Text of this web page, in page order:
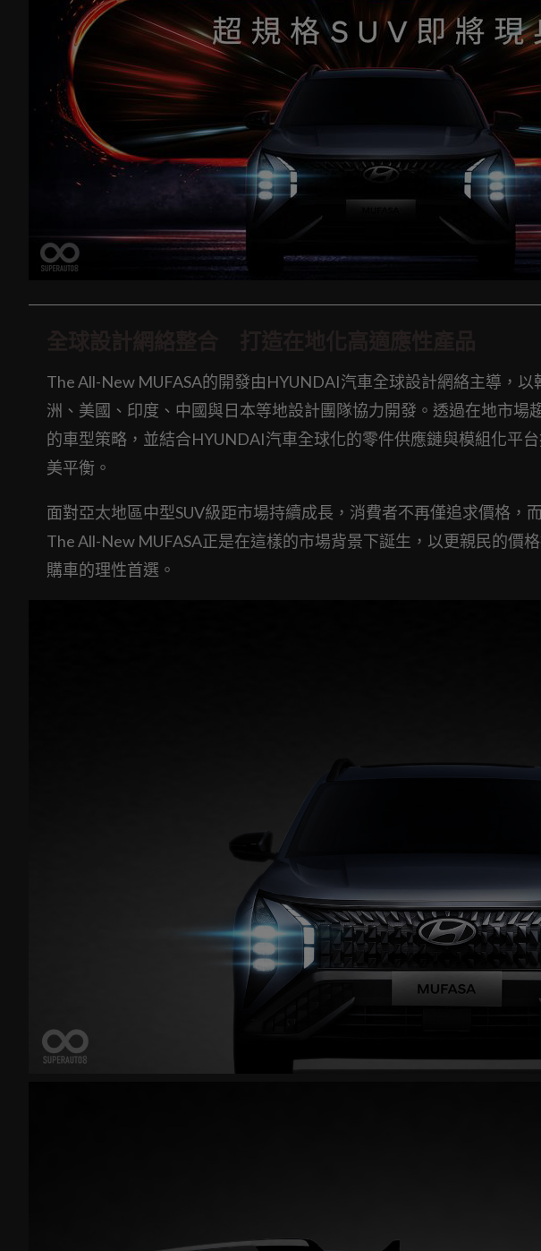
The All-New MUFASA的開發由HYUNDAI汽車全球設計網絡主導，
洲、美國、印度、中國與日本等地設計團隊協力開發。透過在地市場
的車型策略，並結合HYUNDAI汽車全球化的零件供應鏈與模組化平
美平衡。
面對亞太地區中型SUV級距市場持續成長，消費者不再僅追求價格，
The All-New MUFASA正是在這樣的市場背景下誕生，以更親民的價
購車的理性首選。